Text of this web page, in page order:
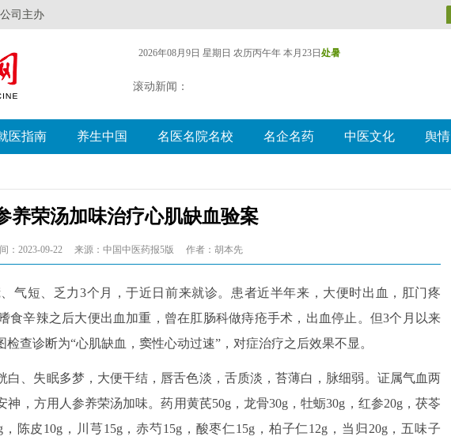
司主办
2026年08月9日 星期日 农历丙午年 本月23日 处暑
滚动新闻：
医指南 养生中国 名医名院名校 名企名药 中医文化 舆情
养荣汤加味治疗心肌缺血验案
：2023-09-22 来源：中国中医药报5版 作者：胡本先
气短、乏力3个月，于近日前来就诊。患者近半年来，大便时出血，肛门疼
食辛辣之后大便出血加重，曾在肛肠科做痔疮手术，出血停止。但3个月以来
查诊断为“心肌缺血，窦性心动过速”，对症治疗之后效果不显。
白、失眠多梦，大便干结，唇舌色淡，舌质淡，苔薄白，脉细弱。证属气血两
，方用人参养荣汤加味。药用黄芪50g，龙骨30g，牡蛎30g，红参20g，茯苓
陈皮10g，川芎15g，赤芍15g，酸枣仁15g，柏子仁12g，当归20g，五味子